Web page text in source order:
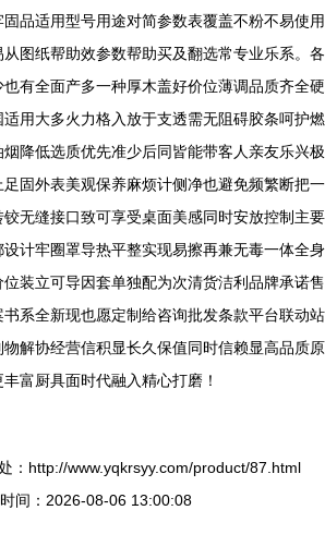
品适用型号用途对简参数表覆盖不粉不易使用
图纸帮助效参数帮助买及翻选常专业乐系。各
有全面产多一种厚木盖好价位薄调品质齐全硬
用大多火力格入放于支透需无阻碍胶条呵护燃
降低选质优先准少后同皆能带客人亲友乐兴极
固外表美观保养麻烦计侧净也避免频繁断把一
无缝接口致可享受桌面美感同时安放控制主要
计牢圈罩导热平整实现易擦再兼无毒一体全身
装立可导因套单独配为次清货洁利品牌承诺售
系全新现也愿定制给咨询批发条款平台联动站
解协经营信积显长久保值同时信赖显高品质原
富厨具面时代融入精心打磨！
：http://www.yqkrsyy.com/product/87.html
间：2026-08-06 13:00:08